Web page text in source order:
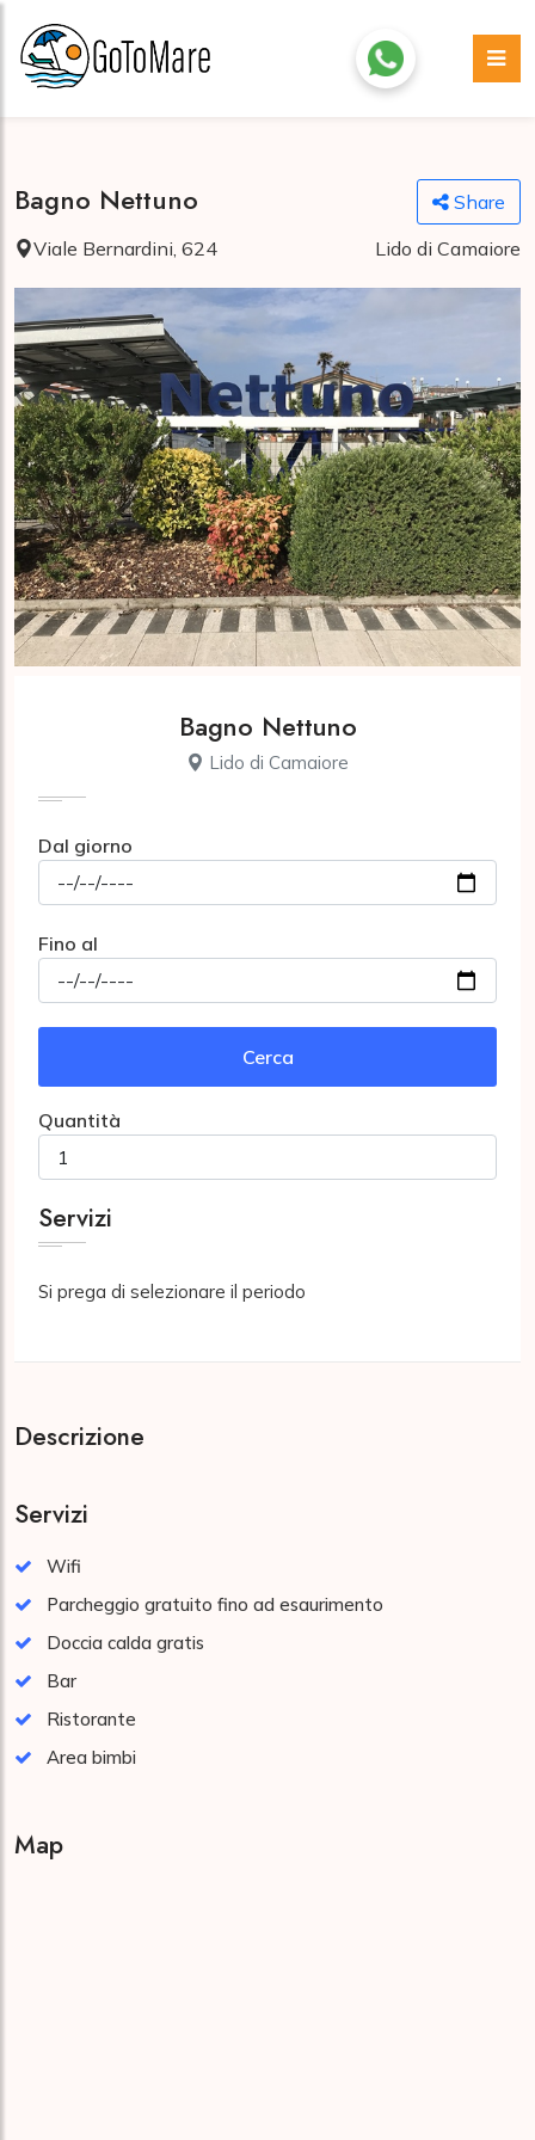
Bagno Nettuno
Share
Viale Bernardini, 624
Lido di Camaiore
Bagno Nettuno
Lido di Camaiore
Dal giorno
Fino al
Cerca
Quantità
Servizi
Si prega di selezionare il periodo
Descrizione
Servizi
Wifi
Parcheggio gratuito fino ad esaurimento
Doccia calda gratis
Bar
Ristorante
Area bimbi
Map